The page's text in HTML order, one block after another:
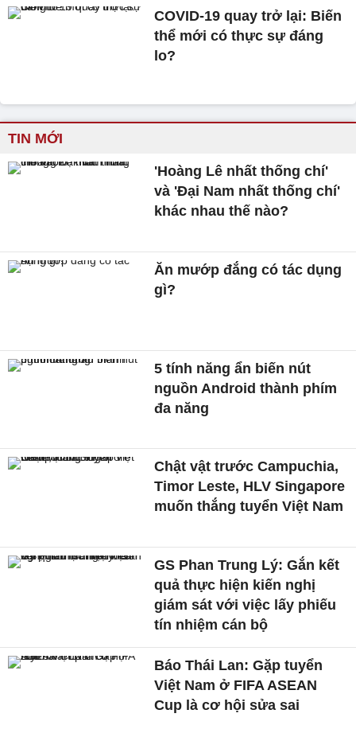
COVID-19 quay trở lại: Biến
thể mới có thực sự đáng
lo?
TIN MỚI
'Hoàng Lê nhất thống chí'
và 'Đại Nam nhất thống chí'
khác nhau thế nào?
Ăn mướp đắng có tác dụng
gì?
5 tính năng ẩn biến nút
nguồn Android thành phím
đa năng
Chật vật trước Campuchia,
Timor Leste, HLV Singapore
muốn thắng tuyển Việt Nam
GS Phan Trung Lý: Gắn kết
quả thực hiện kiến nghị
giám sát với việc lấy phiếu
tín nhiệm cán bộ
Báo Thái Lan: Gặp tuyển
Việt Nam ở FIFA ASEAN
Cup là cơ hội sửa sai